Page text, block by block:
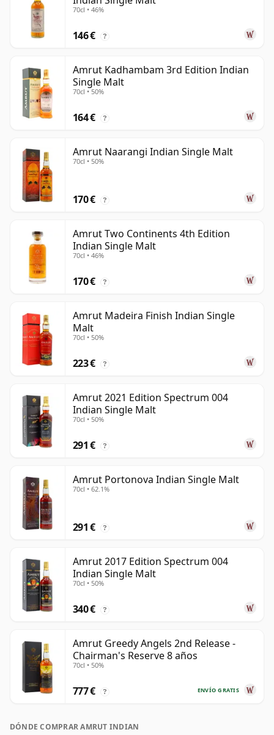
70cl • 46%
146 € ?
Amrut Kadhambam 3rd Edition Indian
Single Malt
70cl • 50%
164 € ?
Amrut Naarangi Indian Single Malt
70cl • 50%
170 € ?
Amrut Two Continents 4th Edition
Indian Single Malt
70cl • 46%
170 € ?
Amrut Madeira Finish Indian Single
Malt
70cl • 50%
223 € ?
Amrut 2021 Edition Spectrum 004
Indian Single Malt
70cl • 50%
291 € ?
Amrut Portonova Indian Single Malt
70cl • 62.1%
291 € ?
Amrut 2017 Edition Spectrum 004
Indian Single Malt
70cl • 50%
340 € ?
Amrut Greedy Angels 2nd Release -
Chairman's Reserve 8 años
70cl • 50%
ENVÍO GRATIS
777 € ?
DÓNDE COMPRAR AMRUT INDIAN